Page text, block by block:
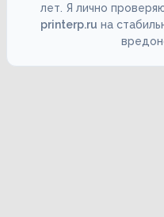
лет. Я лично
printerp.ru на